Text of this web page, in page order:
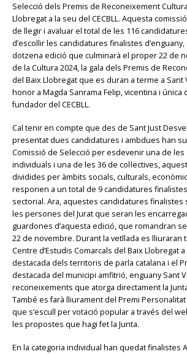
Selecció dels Premis de Reconeixement
Llobregat a la seu del CECBLL. Aquesta
de llegir i avaluar el total de les 116
d’escollir les candidatures finalistes d’enguany,
dotzena edició que culminarà el proper 22 de
de la Cultura 2024, la gala dels Premis de
del Baix Llobregat que es duran a terme a Sant
honor a Magda Sanrama Felip, vicentina i única
fundador del CECBLL.
Cal tenir en compte que des de Sant Just
presentat dues candidatures i ambdues han
Comissió de Selecció per esdevenir una de les
individuals i una de les 36 de col·lectives,
dividides per àmbits socials, culturals,
responen a un total de 9 candidatures
sectorial. Ara, aquestes candidatures
les persones del Jurat que seran les
guardones d’aquesta edició, que romandran
22 de novembre. Durant la vetllada es lliuraran
Centre d’Estudis Comarcals del Baix Llobregat
destacada dels territoris de parla catalana i el
destacada del municipi amfitrió, enguany Sant
reconeixements que atorga directament la
També es farà lliurament del Premi
que s’escull per votació popular a través del
les propostes que hagi fet la Junta.
En la categoria individual han quedat finalistes